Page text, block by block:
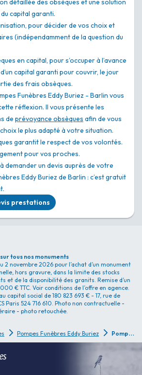
détaillée des obsèques et une solution
capital garanti.
pour décider de vos choix et
(indépendamment de la question du
en capital, pour s’occuper à l’avance
capital garanti pour couvrir, le jour
des frais obsèques.
Funèbres Eddy Buriez - Barlin vous
réflexion. Il vous présente les
de prévoyance obsèques afin de vous
le plus adapté à votre situation.
garantit le respect de vos volontés.
pour vos proches.
demander un devis auprès de votre
Eddy Buriez de Barlin : c’est gratuit
prestations
tous nos monuments
2 novembre 2026 pour l’achat d’un monument
hors gravure, dans la limite des stocks
et de la disponibilité des granits. Remise d’un
€ TTC. Voir conditions de l’offre en agence.
au capital social de 180 823 693 € - 17, rue de
Paris 524 716 610. Photo non contractuelle -
- photo retouchée.
Pompes Funèbres Eddy Buriez P
ompes Funèbres Eddy Buriez - Barlin